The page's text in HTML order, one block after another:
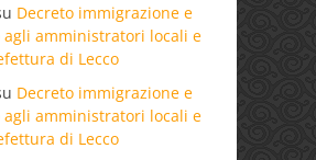
Decreto immigrazione e
agli amministratori locali e
di Lecco
Decreto immigrazione e
agli amministratori locali e
di Lecco